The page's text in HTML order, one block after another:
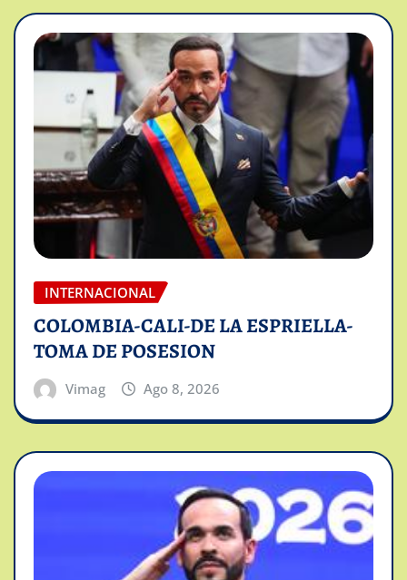
INTERNACIONAL
COLOMBIA-CALI-DE LA ESPRIELLA-
TOMA DE POSESION
Vimag Ago 8, 2026